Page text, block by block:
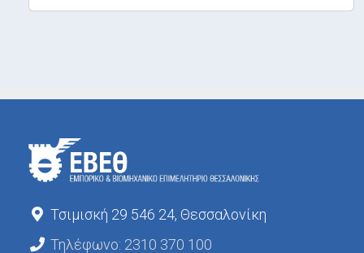
Τσιμισκή 29 546 24, Θεσσαλονίκη
Τηλέφωνο: 2310 370 100